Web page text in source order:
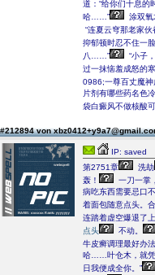
道：“给你们十息
哈……”
涂双氧
“连夏云穹那老家
抑郁顿时忍不住一
八……”
“小子
过一抹恼羞成怒的
0986;一尊百丈魔
片剂有哪些药名色
袋白癜风不做核酸
#212894 von
IP: saved
第2751章
洗劫
轰！
一刀一掌
病吃东西需要忌口
着面包随意点头。
连踏着虚空爆退了
点头
不动。
牛皮癣调理最好办
哈……叶仓木，就凭
日我便成全你。”